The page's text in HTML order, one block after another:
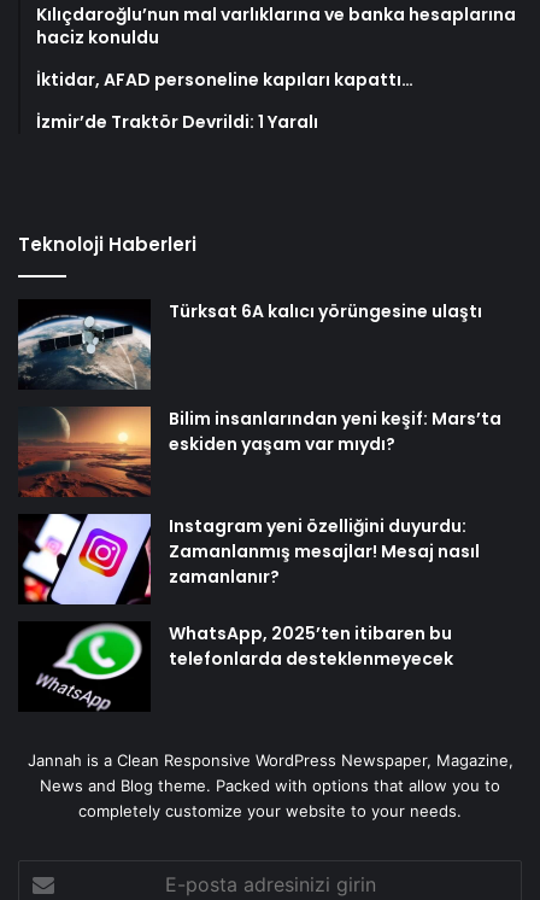
Kılıçdaroğlu’nun mal varlıklarına ve banka hesaplarına
haciz konuldu
İktidar, AFAD personeline kapıları kapattı…
İzmir’de Traktör Devrildi: 1 Yaralı
Teknoloji Haberleri
Türksat 6A kalıcı yörüngesine ulaştı
Bilim insanlarından yeni keşif: Mars’ta
eskiden yaşam var mıydı?
Instagram yeni özelliğini duyurdu:
Zamanlanmış mesajlar! Mesaj nasıl
zamanlanır?
WhatsApp, 2025’ten itibaren bu
telefonlarda desteklenmeyecek
Jannah is a Clean Responsive WordPress Newspaper, Magazine,
News and Blog theme. Packed with options that allow you to
completely customize your website to your needs.
posta